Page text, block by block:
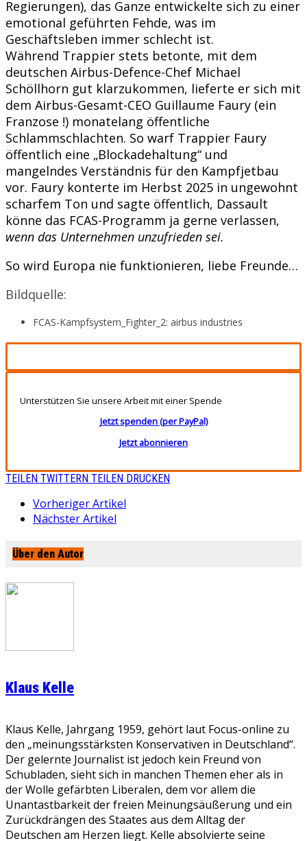
Regierungen), das Ganze entwickelte sich zu einer
emotional geführten Fehde, was im
Geschäftsleben immer schlecht ist.
Während Trappier stets betonte, mit dem
deutschen Airbus-Defence-Chef Michael
Schöllhorn gut klarzukommen, lieferte er sich mit
dem Airbus-Gesamt-CEO Guillaume Faury (ein
Franzose !) monatelang öffentliche
Schlammschlachten. So warf Trappier Faury
öffentlich eine „Blockadehaltung“ und
mangelndes Verständnis für den Kampfjetbau
vor. Faury konterte im Herbst 2025 in ungewohnt
scharfem Ton und sagte öffentlich, Dassault
könne das FCAS-Programm ja gerne verlassen,
wenn das Unternehmen unzufrieden sei.
So wird Europa nie funktionieren, liebe Freunde…
Bildquelle:
FCAS-Kampfsystem_Fighter_2: airbus industries
Unterstützen Sie unsere Arbeit mit einer Spende
Jetzt spenden (per PayPal)
Jetzt abonnieren
TEILEN TWITTERN TEILEN DRUCKEN
Vorheriger Artikel
Nächster Artikel
Über den Autor
Klaus Kelle
Klaus Kelle, Jahrgang 1959, gehört laut Focus-online zu
den „meinungsstärksten Konservativen in Deutschland“.
Der gelernte Journalist ist jedoch kein Freund von
Schubladen, sieht sich in manchen Themen eher als in
der Wolle gefärbten Liberalen, dem vor allem die
Unantastbarkeit der freien Meinungsäußerung und ein
Zurückdrängen des Staates aus dem Alltag der
Deutschen am Herzen liegt. Kelle absolvierte seine